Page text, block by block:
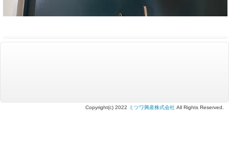
Copyright(c) 2022 ミツワ興産株式会社 All Rights Reserved.